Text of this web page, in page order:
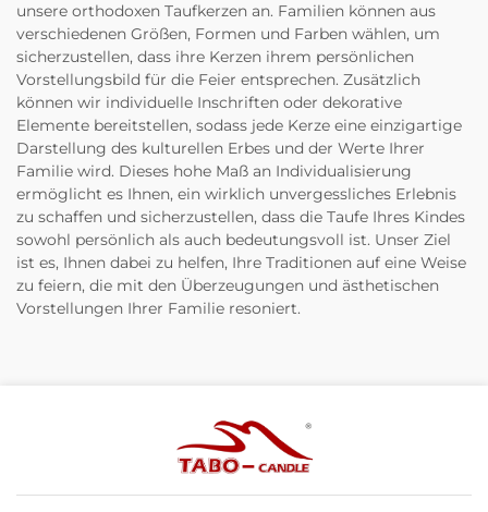
unsere orthodoxen Taufkerzen an. Familien können aus
verschiedenen Größen, Formen und Farben wählen, um
sicherzustellen, dass ihre Kerzen ihrem persönlichen
Vorstellungsbild für die Feier entsprechen. Zusätzlich
können wir individuelle Inschriften oder dekorative
Elemente bereitstellen, sodass jede Kerze eine einzigartige
Darstellung des kulturellen Erbes und der Werte Ihrer
Familie wird. Dieses hohe Maß an Individualisierung
ermöglicht es Ihnen, ein wirklich unvergessliches Erlebnis
zu schaffen und sicherzustellen, dass die Taufe Ihres Kindes
sowohl persönlich als auch bedeutungsvoll ist. Unser Ziel
ist es, Ihnen dabei zu helfen, Ihre Traditionen auf eine Weise
zu feiern, die mit den Überzeugungen und ästhetischen
Vorstellungen Ihrer Familie resoniert.